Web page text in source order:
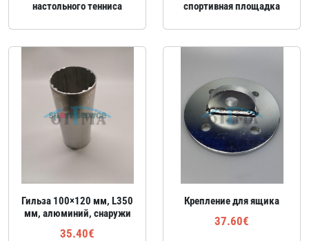
настольного тенниса спортивная площадка
Гильза 100×120 мм, L350
мм, алюминий, снаружи
35.40€
Крепление для ящика
37.60€